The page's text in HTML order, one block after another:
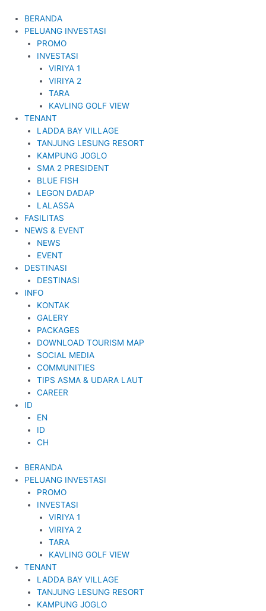
BERANDA
PELUANG INVESTASI
PROMO
INVESTASI
VIRIYA 1
VIRIYA 2
TARA
KAVLING GOLF VIEW
TENANT
LADDA BAY VILLAGE
TANJUNG LESUNG RESORT
KAMPUNG JOGLO
SMA 2 PRESIDENT
BLUE FISH
LEGON DADAP
LALASSA
FASILITAS
NEWS & EVENT
NEWS
EVENT
DESTINASI
DESTINASI
INFO
KONTAK
GALERY
PACKAGES
DOWNLOAD TOURISM MAP
SOCIAL MEDIA
COMMUNITIES
TIPS ASMA & UDARA LAUT
CAREER
ID
EN
ID
CH
BERANDA
PELUANG INVESTASI
PROMO
INVESTASI
VIRIYA 1
VIRIYA 2
TARA
KAVLING GOLF VIEW
TENANT
LADDA BAY VILLAGE
TANJUNG LESUNG RESORT
KAMPUNG JOGLO